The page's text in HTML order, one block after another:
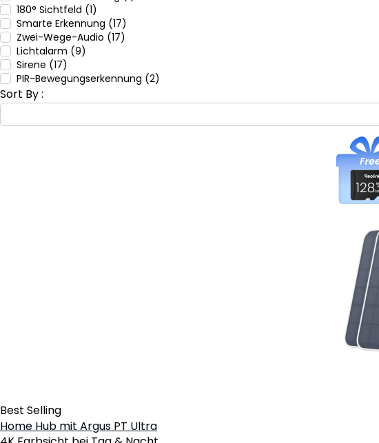
180° Sichtfeld (1)
Smarte Erkennung (17)
Zwei-Wege-Audio (17)
Lichtalarm (9)
Sirene (17)
PIR-Bewegungserkennung (2)
Sort By :
Best Selling
Home Hub mit Argus PT Ultra